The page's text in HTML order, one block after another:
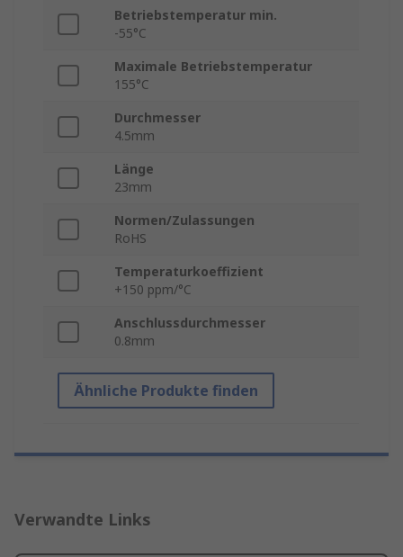
Betriebstemperatur min.
-55°C
Maximale Betriebstemperatur
155°C
Durchmesser
4.5mm
Länge
23mm
Normen/Zulassungen
RoHS
Temperaturkoeffizient
+150 ppm/°C
Anschlussdurchmesser
0.8mm
Ähnliche Produkte finden
Verwandte Links